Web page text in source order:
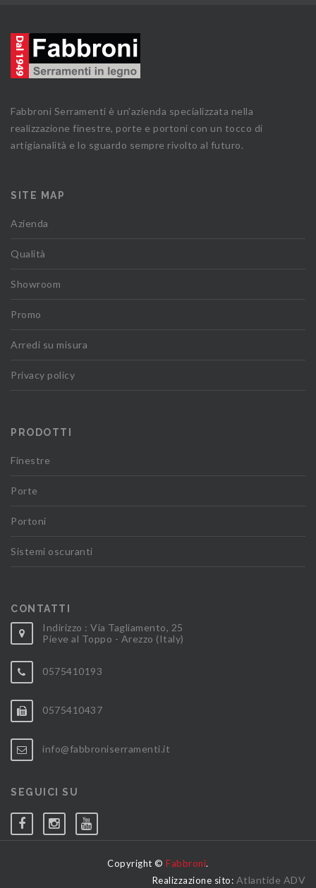
Fabbroni Serramenti è un'azienda specializzata nella
realizzazione finestre, porte e portoni con un tocco di
artigianalità e lo sguardo sempre rivolto al futuro.
SITE MAP
Azienda
Qualità
Showroom
Promo
Arredi su misura
Privacy policy
PRODOTTI
Finestre
Porte
Portoni
Sistemi oscuranti
CONTATTI
Indirizzo : Via Tagliamento, 25
Pieve al Toppo - Arezzo (Italy)
0575410193
0575410437
info@fabbroniserramenti.it
SEGUICI SU
Copyright ©Fabbroni.
Realizzazione sito: Atlantide ADV